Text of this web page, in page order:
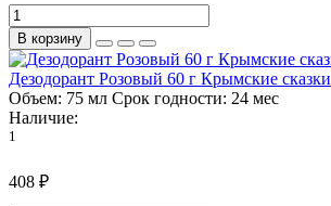
В корзину
Дезодорант Розовый 60 г Крымские сказки
Объем: 75 мл Срок годности: 24 мес
Наличие:
1
408 ₽